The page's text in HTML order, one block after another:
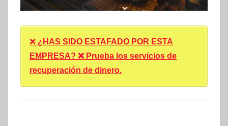
❌ ¿HAS SIDO ESTAFADO POR ESTA
EMPRESA? ❌ Prueba los servicios de
recuperación de dinero.